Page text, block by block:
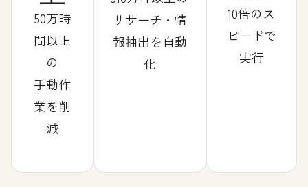
50万時
間以上
の
手動作
業を削
減
リサーチ・情
報抽出を自動
化
10倍のス
ピードで
実行